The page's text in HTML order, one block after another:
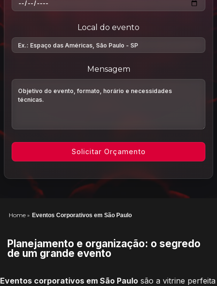
Local do evento
Mensagem
Home » Eventos Corporativos em São Paulo
Planejamento e organização: o segredo
de um grande evento
Eventos corporativos em São Paulo são a vitrine perfeita